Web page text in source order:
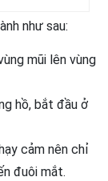
như sau:
mũi lên vùng
hồ, bắt đầu ở
cảm nên chỉ
đuôi mắt.